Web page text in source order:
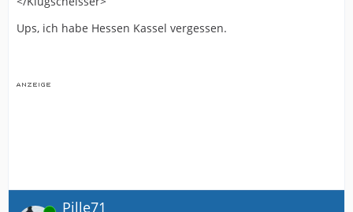
Ups, ich habe Hessen Kassel vergessen.
Pille71